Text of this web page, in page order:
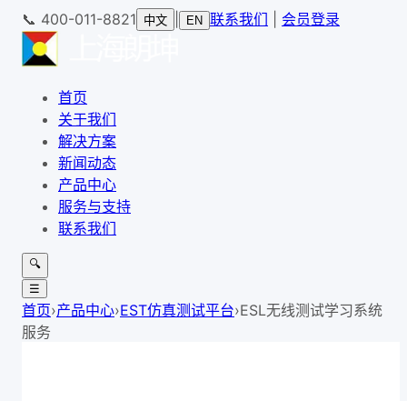
📞 400-011-8821 中文 EN 联系我们 会员登录
首页
关于我们
解决方案
新闻动态
产品中心
服务与支持
联系我们
🔍
☰
首页›产品中心›EST仿真测试平台›ESL无线测试学习系统
服务